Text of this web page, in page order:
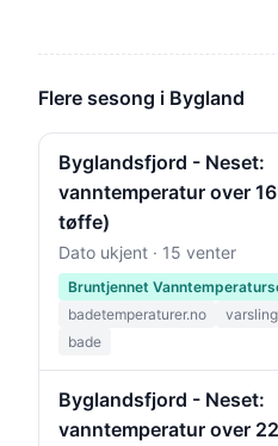
Flere sesong i Bygland
Byglandsfjord - Neset:
vanntemperatur over
tøffe)
Dato ukjent · 15 venter
Bruntjennet
badetemperaturer.no
varsling
bade
Byglandsfjord - Neset:
vanntemperatur over